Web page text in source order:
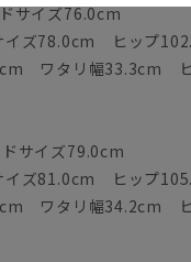
サイズ76.0cm
イズ78.0cm ヒップ
ワタリ幅33.3cm
ドサイズ79.0cm
イズ81.0cm ヒップ
ワタリ幅34.2cm